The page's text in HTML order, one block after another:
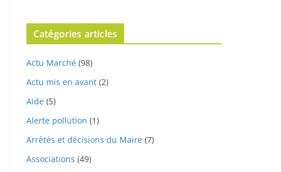
Catégories articles
Actu Marché (98)
Actu mis en avant (2)
Aide (5)
Alerte pollution (1)
Arrêtés et décisions du Maire (7)
Associations (49)